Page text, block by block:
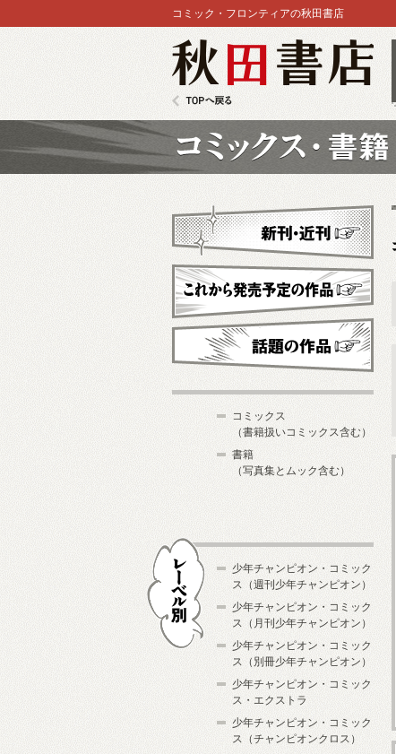
コミック・フロンティアの秋田書店
新刊・近刊
これから発売予定
コミックス
（書籍扱いコミックス含む）
書籍
（写真集とムック含む）
少年チャンピオン・コミック
ス（週刊少年チャンピオン）
少年チャンピオン・コミック
ス（月刊少年チャンピオン）
少年チャンピオン・コミック
ス（別冊少年チャンピオン）
少年チャンピオン・コミック
ス・エクストラ
少年チャンピオン・コミック
ス（チャンピオンクロス）